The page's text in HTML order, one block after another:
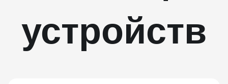
BITMAIN AntMiner S15
BITMAIN AntMiner S17
устройств